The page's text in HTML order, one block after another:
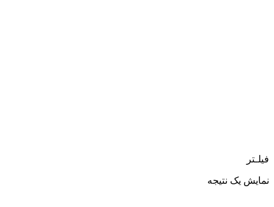
فیلـتر
نمایش یک نتیجه